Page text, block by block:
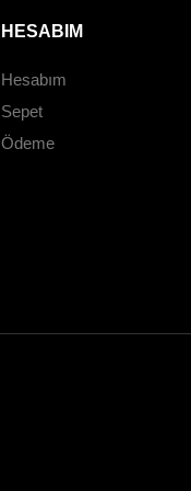
HESABIM
Hesabım
Sepet
Ödeme